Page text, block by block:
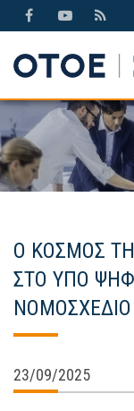
Ο ΚΟΣΜΟΣ
ΣTO ΥΠΟ
ΝΟΜΟΣΧΕΔΙΟ
23/09/2025